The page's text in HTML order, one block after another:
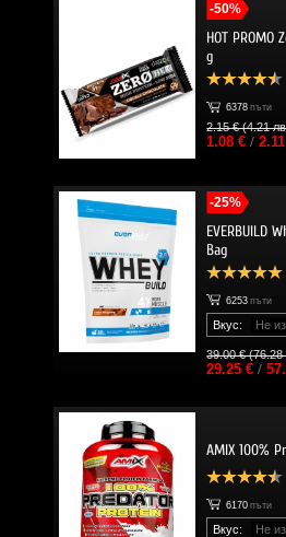
-50%
HOT
g
6378 пъти
2.15 € (4.21
1.08 €/
-25%
EVERBUILD
Bag
6253 пъти
Вкус:
39.00 € (76.28
29.25 €/
AMIX 100%
6170 пъти
Вкус: